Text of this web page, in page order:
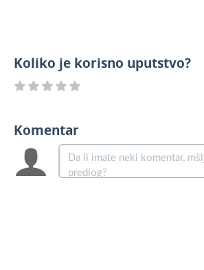
Koliko je korisno uputstvo?
Komentar